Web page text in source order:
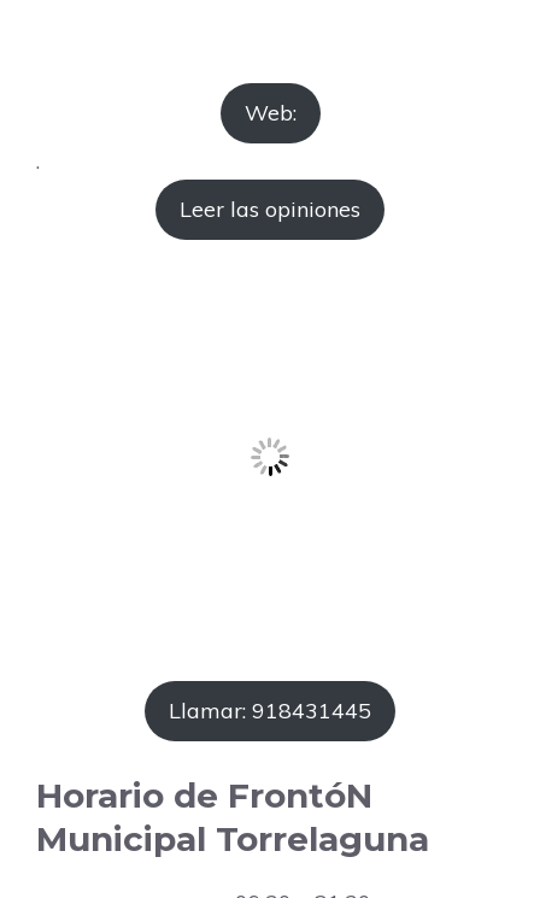
Web:
.
Leer las opiniones
Llamar: 918431445
Horario de FrontóN
Municipal Torrelaguna